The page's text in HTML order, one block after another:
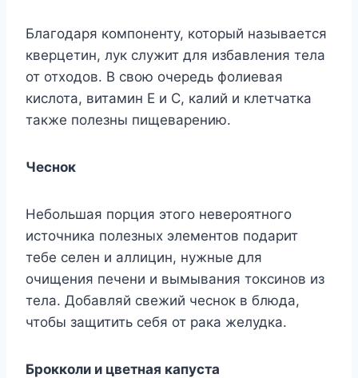
Благодаря компоненту, который называется
кверцетин, лук служит для избавления тела
от отходов. В свою очередь фолиевая
кислота, витамин Е и С, калий и клетчатка
также полезны пищеварению.
Чеснок
Небольшая порция этого невероятного
источника полезных элементов подарит
тебе селен и аллицин, нужные для
очищения печени и вымывания токсинов из
тела. Добавляй свежий чеснок в блюда,
чтобы защитить себя от рака желудка.
Брокколи и цветная капуста